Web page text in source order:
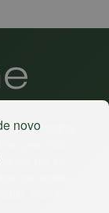
a melhor
pra você
em um só
na capital,
Vem ser
novo